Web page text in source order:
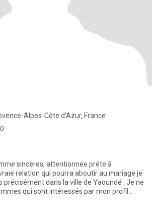
Alpes-Côte d'Azur, France
sincères, attentionnée prête à
relation qui pourra aboutir au mariage je
précisément dans la ville de Yaoundé . Je ne
qui sont intéressés par mon profil .